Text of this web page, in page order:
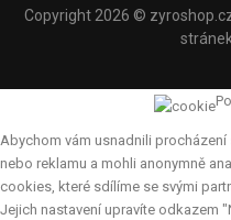
Copyright 2026 ©
Abychom vám usnadnili
nebo reklamu a mohli anonymně
cookies, které sdílíme se svými
Jejich nastavení upravíte odkazem